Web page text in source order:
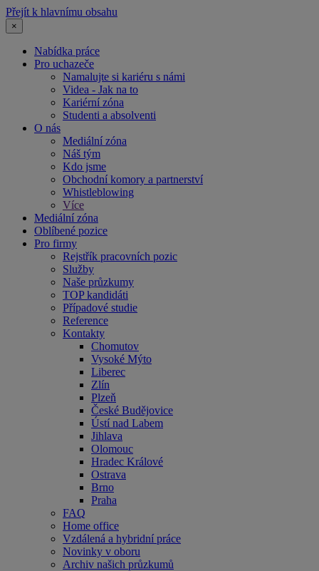
Přejít k hlavnímu obsahu
×
Nabídka práce
Pro uchazeče
Namalujte si kariéru s námi
Videa - Jak na to
Kariérní zóna
Studenti a absolventi
O nás
Mediální zóna
Náš tým
Kdo jsme
Obchodní komory a partnerství
Whistleblowing
Více
Mediální zóna
Oblíbené pozice
Pro firmy
Rejstřík pracovních pozic
Služby
Naše průzkumy
TOP kandidáti
Případové studie
Reference
Kontakty
Chomutov
Vysoké Mýto
Liberec
Zlín
Plzeň
České Budějovice
Ústí nad Labem
Jihlava
Olomouc
Hradec Králové
Ostrava
Brno
Praha
FAQ
Home office
Vzdálená a hybridní práce
Novinky v oboru
Archiv našich průzkumů